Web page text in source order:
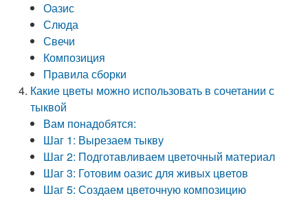
Оазис
Слюда
Свечи
Композиция
Правила сборки
Какие цветы можно использовать в сочетании с
тыквой
Вам понадобятся:
Шаг 1: Вырезаем тыкву
Шаг 2: Подготавливаем цветочный материал
Шаг 3: Готовим оазис для живых цветов
Шаг 5: Создаем цветочную композицию